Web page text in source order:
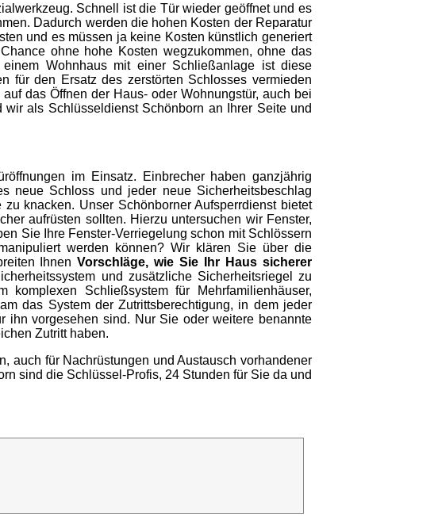
Schnell ist die Tür wieder geöffnet und es
Dadurch werden die hohen Kosten der Reparatur
und es müssen ja keine Kosten künstlich generiert
ohne hohe Kosten wegzukommen, ohne das
Wohnhaus mit einer Schließanlage ist diese
für den Ersatz des zerstörten Schlosses vermieden
das Öffnen der Haus- oder Wohnungstür, auch bei
als Schlüsseldienst Schönborn an Ihrer Seite und
im Einsatz. Einbrecher haben ganzjährig
neue Schloss und jeder neue Sicherheitsbeschlag
knacken. Unser Schönborner Aufsperrdienst bietet
aufrüsten sollten. Hierzu untersuchen wir Fenster,
Sie Ihre Fenster-Verriegelung schon mit Schlössern
werden können? Wir klären Sie über die
IhnenVorschläge, wie Sie Ihr Haus sicherer
und zusätzliche Sicherheitsriegel zu
Schließsystem für Mehrfamilienhäuser,
das System der Zutrittsberechtigung, in dem jeder
ihn vorgesehen sind. Nur Sie oder weitere benannte
Zutritt haben.
auch für Nachrüstungen und Austausch vorhandener
sind die Schlüssel-Profis, 24 Stunden für Sie da und